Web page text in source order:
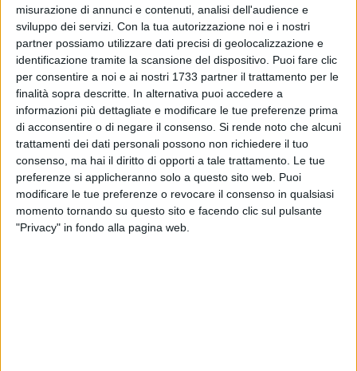
misurazione di annunci e contenuti, analisi dell'audience e
sviluppo dei servizi. Con la tua autorizzazione noi e i nostri
partner possiamo utilizzare dati precisi di geolocalizzazione e
identificazione tramite la scansione del dispositivo. Puoi fare clic
per consentire a noi e ai nostri 1733 partner il trattamento per le
finalità sopra descritte. In alternativa puoi accedere a
informazioni più dettagliate e modificare le tue preferenze prima
di acconsentire o di negare il consenso. Si rende noto che alcuni
trattamenti dei dati personali possono non richiedere il tuo
consenso, ma hai il diritto di opporti a tale trattamento. Le tue
preferenze si applicheranno solo a questo sito web. Puoi
modificare le tue preferenze o revocare il consenso in qualsiasi
momento tornando su questo sito e facendo clic sul pulsante
"Privacy" in fondo alla pagina web.
Stamattina, lunedì 25 settembre, il sindaco di Giovinazzo,
Michele Sollecito, ha effettuato un sopralluogo nelle
campagne del territorio dopo il maltempo che si è abbattuto
sulla città nel weekend appena trascorso.
«Buona parte del raccolto olivicolo è sul terreno, immagino
che ci siano danni anche per le altre colture- ha dichiarato il
sindaco Sollecito dopo il sopralluogo -Pertanto, è necessario
avviare quanto prima l'iter previsto dalla legge per gli eventi